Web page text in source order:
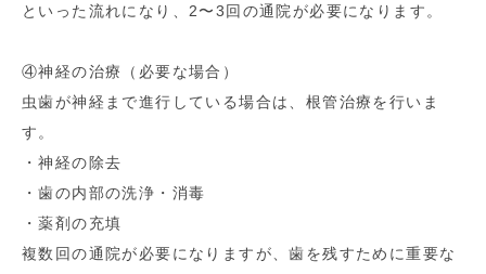
といった流れになり、2〜3回の通院が必要になります。
④神経の治療（必要な場合）
虫歯が神経まで進行している場合は、根管治療を行いま
す。
・神経の除去
・歯の内部の洗浄・消毒
・薬剤の充填
複数回の通院が必要になりますが、歯を残すために重要な